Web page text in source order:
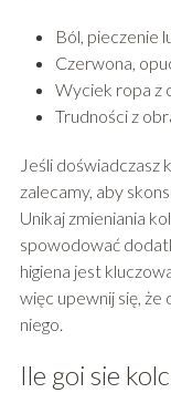
Ból, pieczenie
Czerwona,
Wyciek ropa z
Trudności z
Jeśli
zalecamy, aby
Unikaj zmieniania
spowodować
higiena jest
więc upewnij się, że
niego.
Ile goi sie